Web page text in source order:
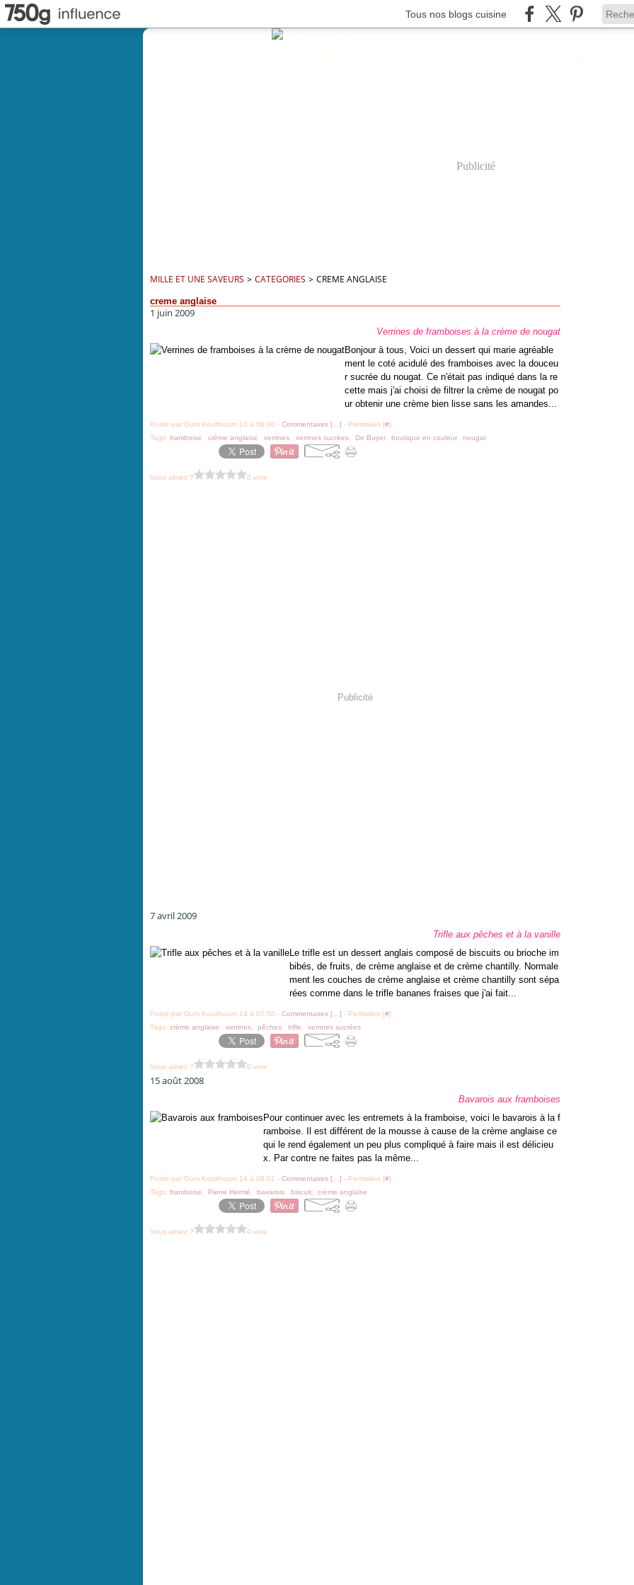
Tous nos blogs cuisine
Publicité
MILLE ET UNE SAVEURS > CATEGORIES > CREME ANGLAISE
creme anglaise
1 juin 2009
Verrines de framboises à la crème de nougat
Bonjour à tous, Voici un dessert qui marie agréable
ment le coté acidulé des framboises avec la douceu
r sucrée du nougat. Ce n'était pas indiqué dans la re
cette mais j'ai choisi de filtrer la crème de nougat po
ur obtenir une crème bien lisse sans les amandes...
Posté par Oum Koulthoum 14 à 08:00 - Commentaires [ ] - Permalien [#]
Tags: framboise crème anglaise verrines verrines sucrées De Buyer, boutique en couleur, nougat
Vous aimez ? 0 vote
Publicité
7 avril 2009
Trifle aux pêches et à la vanille
Le trifle est un dessert anglais composé de biscuits ou brioche im
bibés, de fruits, de crème anglaise et de crème chantilly. Normale
ment les couches de crème anglaise et crème chantilly sont sépa
rées comme dans le trifle bananes fraises que j'ai fait...
Posté par Oum Koulthoum 14 à 07:50 - Commentaires [ ] - Permalien [#]
Tags: crème anglaise verrines pêches trifle verrines sucrées
Vous aimez ? 0 vote
15 août 2008
Bavarois aux framboises
Pour continuer avec les entremets à la framboise, voici le bavarois à la f
ramboise. Il est différent de la mousse à cause de la crème anglaise ce
qui le rend également un peu plus compliqué à faire mais il est délicieu
x. Par contre ne faites pas la même...
Posté par Oum Koulthoum 14 à 08:01 - Commentaires [ ] - Permalien [#]
Tags: framboise Pierre Hermé bavarois biscuit crème anglaise
Vous aimez ? 0 vote